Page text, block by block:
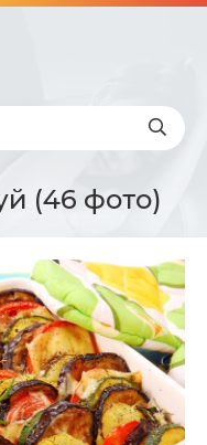
(46 фото)